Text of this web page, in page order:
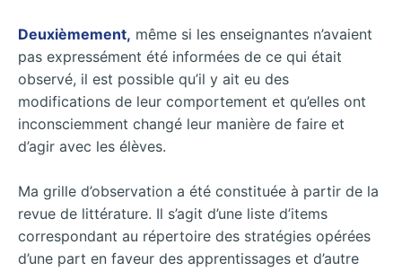
Deuxièmement, même si les enseignantes n’avaient
pas expressément été informées de ce qui était
observé, il est possible qu’il y ait eu des
modifications de leur comportement et qu’elles ont
inconsciemment changé leur manière de faire et
d’agir avec les élèves.
Ma grille d’observation a été constituée à partir de la
revue de littérature. Il s’agit d’une liste d’items
correspondant au répertoire des stratégies opérées
d’une part en faveur des apprentissages et d’autre